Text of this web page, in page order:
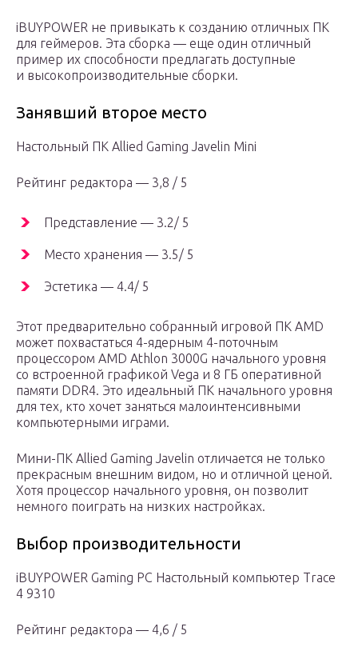
iBUYPOWER не привыкать к созданию отличных ПК
для геймеров. Эта сборка — еще один отличный
пример их способности предлагать доступные
и высокопроизводительные сборки.
Занявший второе место
Настольный ПК Allied Gaming Javelin Mini
Рейтинг редактора — 3,8 / 5
Представление — 3.2/ 5
Место хранения — 3.5/ 5
Эстетика — 4.4/ 5
Этот предварительно собранный игровой ПК AMD
может похвастаться 4-ядерным 4-поточным
процессором AMD Athlon 3000G начального уровня
со встроенной графикой Vega и 8 ГБ оперативной
памяти DDR4. Это идеальный ПК начального уровня
для тех, кто хочет заняться малоинтенсивными
компьютерными играми.
Мини-ПК Allied Gaming Javelin отличается не только
прекрасным внешним видом, но и отличной ценой.
Хотя процессор начального уровня, он позволит
немного поиграть на низких настройках.
Выбор производительности
iBUYPOWER Gaming PC Настольный компьютер Trace
4 9310
Рейтинг редактора — 4,6 / 5